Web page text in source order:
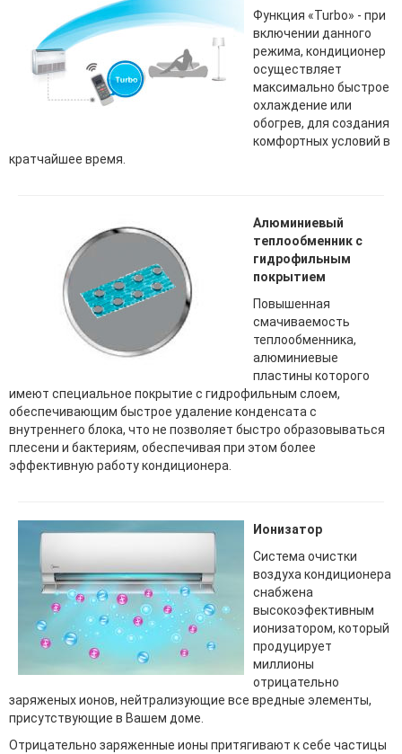
Функция «Turbo» - при
включении данного
режима, кондиционер
осуществляет
максимально быстрое
охлаждение или
обогрев, для создания
комфортных условий в
кратчайшее время.
Алюминиевый
теплообменник с
гидрофильным
покрытием
Повышенная
смачиваемость
теплообменника,
алюминиевые
пластины которого
имеют специальное покрытие с гидрофильным слоем,
обеспечивающим быстрое удаление конденсата с
внутреннего блока, что не позволяет быстро образовываться
плесени и бактериям, обеспечивая при этом более
эффективную работу кондиционера.
Ионизатор
Система очистки
воздуха кондиционера
снабжена
высокоэфективным
ионизатором, который
продуцирует
миллионы
отрицательно
заряженых ионов, нейтрализующие все вредные элементы,
присутствующие в Вашем доме.
Отрицательно заряженные ионы притягивают к себе частицы